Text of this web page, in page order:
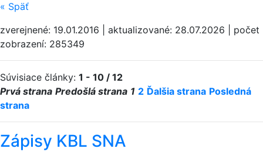
« Späť
zverejnené: 19.01.2016 | aktualizované: 28.07.2026 | počet
zobrazení: 285349
Súvisiace články: 1 - 10 / 12
Prvá strana Predošlá strana 1 2 Ďalšia strana Posledná
strana
Zápisy KBL SNA